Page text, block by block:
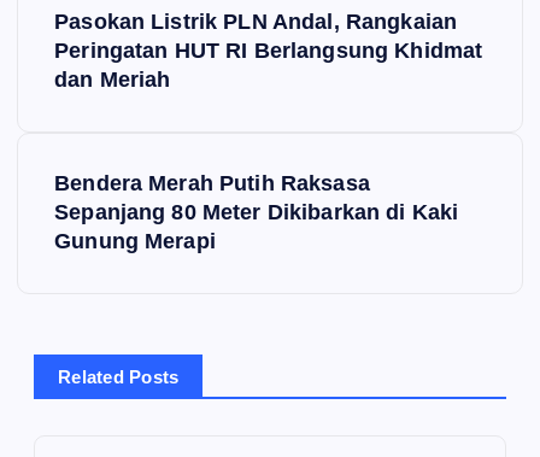
v
Pasokan Listrik PLN Andal, Rangkaian
Peringatan HUT RI Berlangsung Khidmat
dan Meriah
Bendera Merah Putih Raksasa
Sepanjang 80 Meter Dikibarkan di Kaki
Gunung Merapi
Related Posts